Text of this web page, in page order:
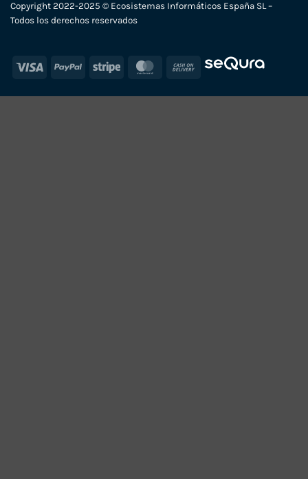
Copyright 2022-2025 © Ecosistemas Informáticos España SL –
Todos los derechos reservados
Visa PayPal Stripe MasterCard
Cash